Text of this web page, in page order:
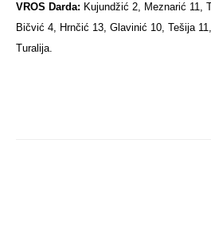
VROS Darda: Kujundžić 2, Meznarić 11,
Bičvić 4, Hrnčić 13, Glavinić 10, Tešija
Turalija.